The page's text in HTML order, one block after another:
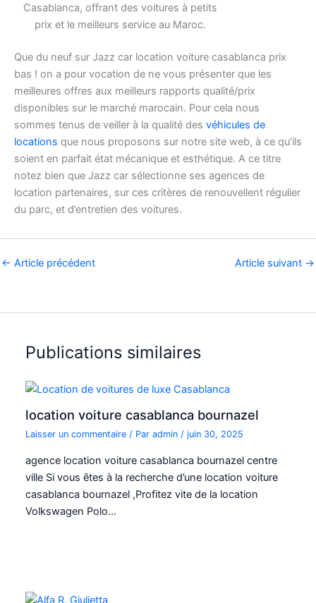
Casablanca, offrant des voitures à petits
prix et le meilleurs service au Maroc.
Que du neuf sur Jazz car location voiture casablanca prix
bas ! on a pour vocation de ne vous présenter que les
meilleures offres aux meilleurs rapports qualité/prix
disponibles sur le marché marocain. Pour cela nous
sommes tenus de veiller à la qualité des véhicules de
locations que nous proposons sur notre site web, à ce qu’ils
soient en parfait état mécanique et esthétique. A ce titre
notez bien que Jazz car sélectionne ses agences de
location partenaires, sur ces critères de renouvellent régulier
du parc, et d’entretien des voitures.
← Article précédent Article suivant →
Publications similaires
location voiture casablanca bournazel
Laisser un commentaire / Paradmin/juin 30, 2025
agence location voiture casablanca bournazel centre
ville Si vous êtes à la recherche d’une location voiture
casablanca bournazel ,Profitez vite de la location
Volkswagen Polo…